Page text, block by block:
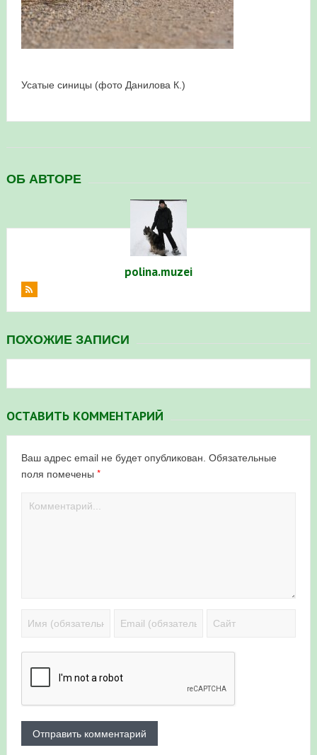
в Республике Башкортостан в 2026 году
Усатые синицы (фото Данилова К.)
ОБ АВТОРЕ
polina.muzei
ПОХОЖИЕ ЗАПИСИ
ОСТАВИТЬ КОММЕНТАРИЙ
Ваш адрес email не будет опубликован. Обязательные
поля помечены *